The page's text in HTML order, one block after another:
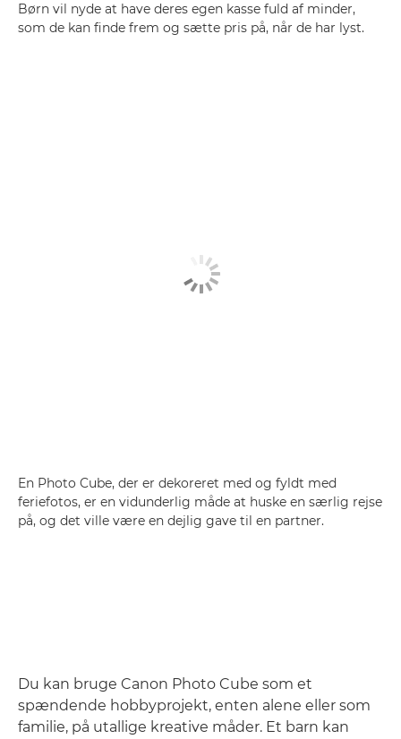
Børn vil nyde at have deres egen kasse fuld af minder,
som de kan finde frem og sætte pris på, når de har lyst.
En Photo Cube, der er dekoreret med og fyldt med
feriefotos, er en vidunderlig måde at huske en særlig rejse
på, og det ville være en dejlig gave til en partner.
Du kan bruge Canon Photo Cube som et
spændende hobbyprojekt, enten alene eller som
familie, på utallige kreative måder. Et barn kan